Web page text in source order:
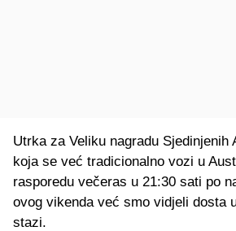
Utrka za Veliku nagradu Sjedinjenih
koja se već tradicionalno vozi u
rasporedu večeras u 21:30 sati po
ovog vikenda već smo vidjeli dosta
stazi.